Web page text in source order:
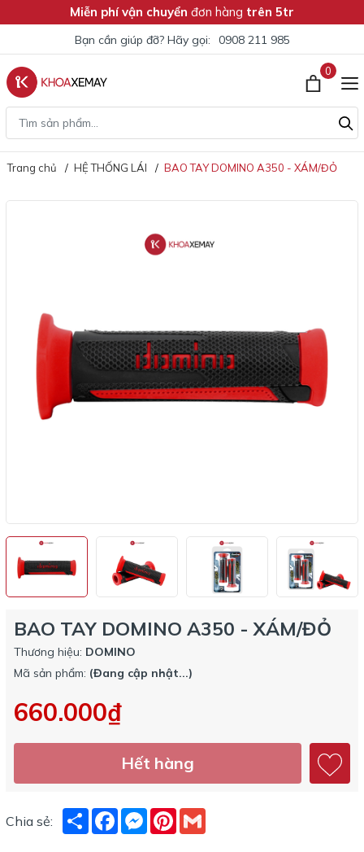
Miễn phí vận chuyển đơn hàng trên 5tr
Bạn cần giúp đỡ? Hãy gọi: 0908 211 985
0
Trang chủ HỆ THỐNG LÁI BAO TAY DOMINO A350 - XÁM/ĐỎ
BAO TAY DOMINO A350 - XÁM/ĐỎ
Thương hiệu: DOMINO
Mã sản phẩm: (Đang cập nhật...)
660.000₫
Hết hàng
Chia sẻ: ShareFacebookMessenger
Pinterest